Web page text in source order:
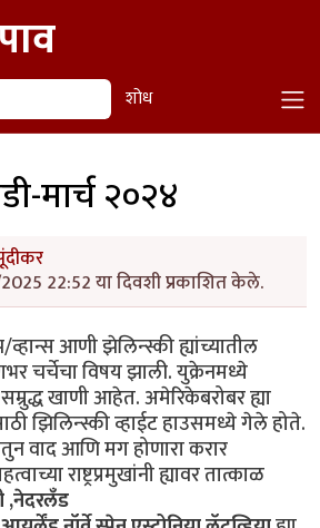
शोध
मार्च २०२४
22:52 या दिवशी प्रकाशित केले.
व्हान्स आणी झेलिन्स्की ह्यांच्यातील
चर्चेचा विषय झाली. युक्रेनमध्ये
खाणी आहेत. अमेरिकेबरोबर ह्या
झिलिन्स्की व्हाईट हाउसमध्ये गेले होते.
वाद आणि मग होणारा करार
राष्ट्रप्रमुखांनी ह्यावर तात्काळ
,नेदरलँड